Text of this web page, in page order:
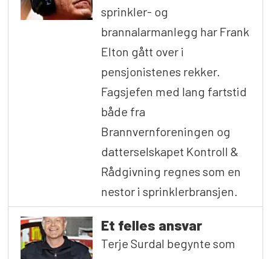
sprinkler- og
brannalarmanlegg har Frank
Elton gått over i
pensjonistenes rekker.
Fagsjefen med lang fartstid
både fra
Brannvernforeningen og
datterselskapet Kontroll &
Rådgivning regnes som en
nestor i sprinklerbransjen.
Et felles ansvar
Terje Surdal begynte som